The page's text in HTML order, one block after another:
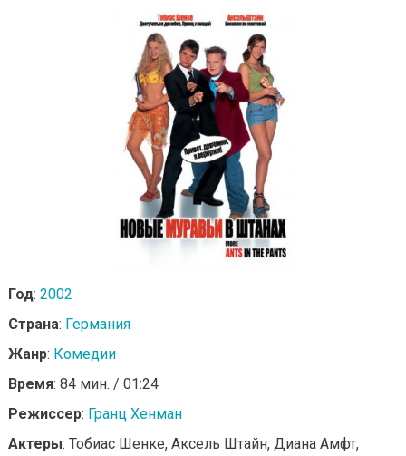
Год: 2002
Страна: Германия
Жанр: Комедии
Время: 84 мин. / 01:24
Режиссер: Гранц Хенман
Актеры: Тобиас Шенке, Аксель Штайн, Диана Амфт,